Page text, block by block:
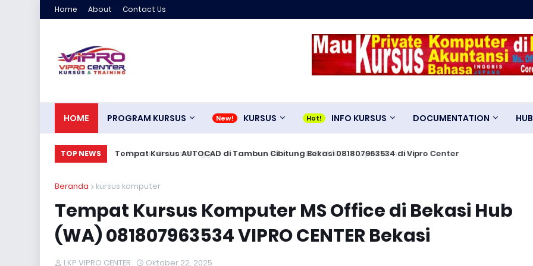
Home About Contact Us
HOME PROGRAM KURSUS KURSUS INFO KURSUS DOCUMENTATION
TOP NEWS Tempat Kursus AUTOCAD di Tambun Cibitung Bekasi 081807963534 di Vipro Center
Beranda kursus komputer
Tempat Kursus Komputer MS Office di Bekasi Hub
(WA) 081807963534 VIPRO CENTER Bekasi
LKP VIPRO CENTER Oktober 22, 2025